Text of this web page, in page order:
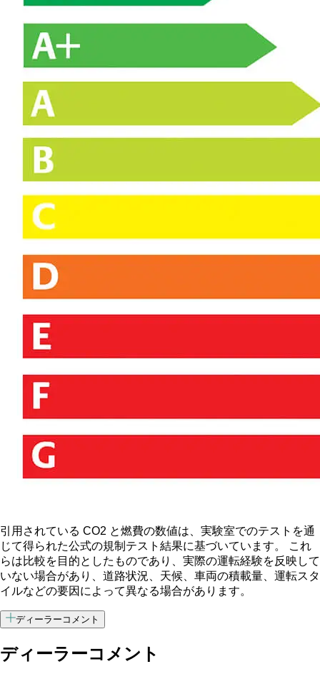
引用されている CO2 と燃費の数値は、実験室でのテストを通
じて得られた公式の規制テスト結果に基づいています。 これ
らは比較を目的としたものであり、実際の運転経験を反映して
いない場合があり、道路状況、天候、車両の積載量、運転スタ
イルなどの要因によって異なる場合があります。
ディーラーコメント
ディーラーコメント